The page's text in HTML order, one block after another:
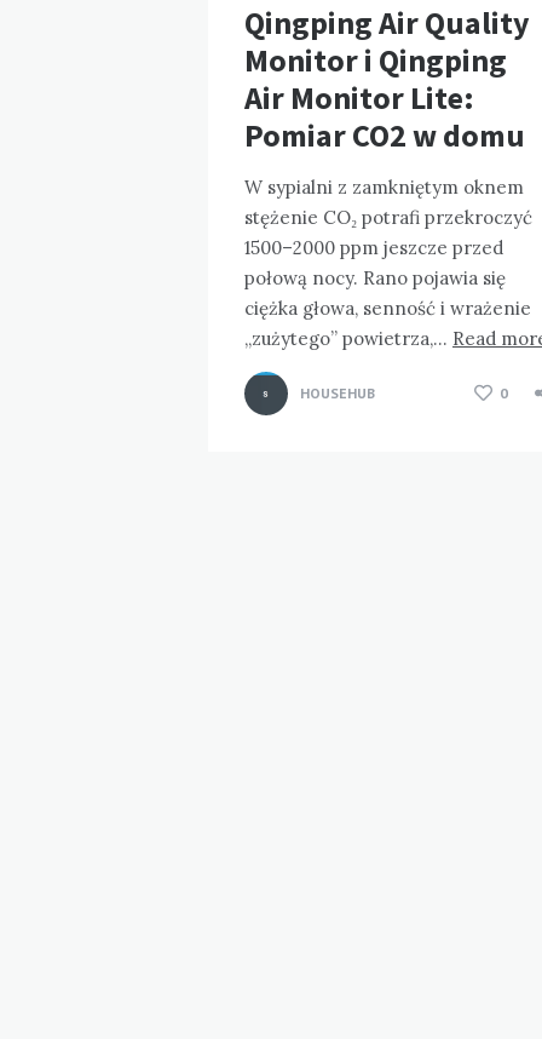
Qingping Air Quality
Monitor i Qingping
Air Monitor Lite:
Pomiar CO2 w domu
W sypialni z zamkniętym oknem
stężenie CO₂ potrafi przekroczyć
1500–2000 ppm jeszcze przed
połową nocy. Rano pojawia się
ciężka głowa, senność i wrażenie
„zużytego” powietrza,… Read
HOUSEHUB 0